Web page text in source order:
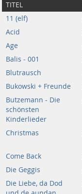
TITEL
11 (elf)
Acid
Age
Balis - 001
Blutrausch
Bukowski + Freunde
Butzemann - Die
schönsten
Kinderlieder
Christmas
Come Back
Die Geggis
Die Liebe, da Dod